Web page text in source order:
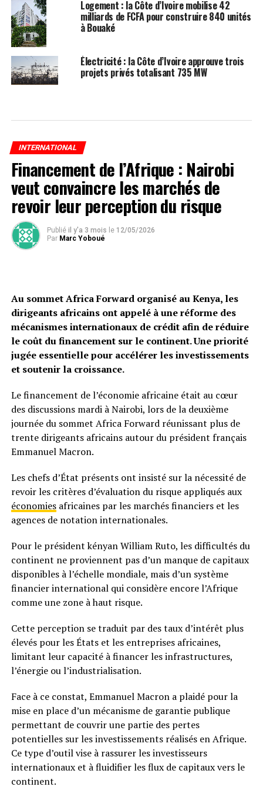
Logement : la Côte d’Ivoire mobilise 42
milliards de FCFA pour construire 840 unités
à Bouaké
Électricité : la Côte d’Ivoire approuve trois
projets privés totalisant 735 MW
INTERNATIONAL
Financement de l’Afrique : Nairobi
veut convaincre les marchés de
revoir leur perception du risque
Publié il y'a 3 mois le 12/05/2026
Par Marc Yoboué
Au sommet Africa Forward organisé au Kenya, les
dirigeants africains ont appelé à une réforme des
mécanismes internationaux de crédit afin de réduire
le coût du financement sur le continent. Une priorité
jugée essentielle pour accélérer les investissements
et soutenir la croissance.
Le financement de l’économie africaine était au cœur
des discussions mardi à Nairobi, lors de la deuxième
journée du sommet Africa Forward réunissant plus de
trente dirigeants africains autour du président français
Emmanuel Macron.
Les chefs d’État présents ont insisté sur la nécessité de
revoir les critères d’évaluation du risque appliqués aux
économiesafricaines par les marchés financiers et les
agences de notation internationales.
Pour le président kényan William Ruto, les difficultés du
continent ne proviennent pas d’un manque de capitaux
disponibles à l’échelle mondiale, mais d’un système
financier international qui considère encore l’Afrique
comme une zone à haut risque.
Cette perception se traduit par des taux d’intérêt plus
élevés pour les États et les entreprises africaines,
limitant leur capacité à financer les infrastructures,
l’énergie ou l’industrialisation.
Face à ce constat, Emmanuel Macron a plaidé pour la
mise en place d’un mécanisme de garantie publique
permettant de couvrir une partie des pertes
potentielles sur les investissements réalisés en Afrique.
Ce type d’outil vise à rassurer les investisseurs
internationaux et à fluidifier les flux de capitaux vers le
continent.